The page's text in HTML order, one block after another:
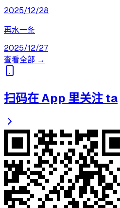
2025/12/28
再水一条
2025/12/27
查看全部 →
扫码在 App 里关注 ta